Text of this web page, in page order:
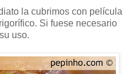
la cubrimos con película
Si fuese necesario
uso.